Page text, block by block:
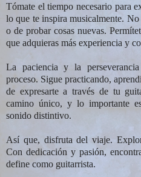
Tómate el tiempo necesario para
lo que te inspira musicalmente.
o de probar cosas nuevas.
que adquieras más experiencia y
La paciencia y la
proceso. Sigue practicando,
de expresarte a través de tu
camino único, y lo importante
sonido distintivo.
Así que, disfruta del viaje.
Con dedicación y pasión,
define como guitarrista.